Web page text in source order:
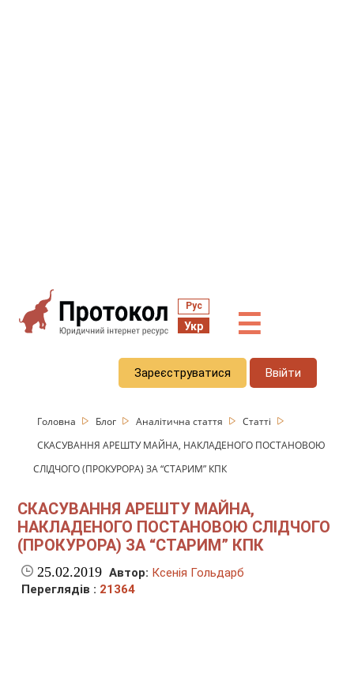
Рус
Укр ☰
Зареєструватися Ввійти
Головна Блог Аналітична стаття
Статті
СКАСУВАННЯ АРЕШТУ МАЙНА, НАКЛАДЕНОГО ПОСТАНОВОЮ
СЛІДЧОГО (ПРОКУРОРА) ЗА “СТАРИМ” КПК
СКАСУВАННЯ АРЕШТУ МАЙНА,
НАКЛАДЕНОГО ПОСТАНОВОЮ СЛІДЧОГО
(ПРОКУРОРА) ЗА “СТАРИМ” КПК
25.02.2019 Автор: Ксенія Гольдарб
Переглядів : 21364